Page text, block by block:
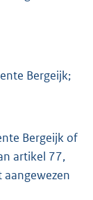
Bergeijk;
Bergeijk of
artikel 77,
aangewezen